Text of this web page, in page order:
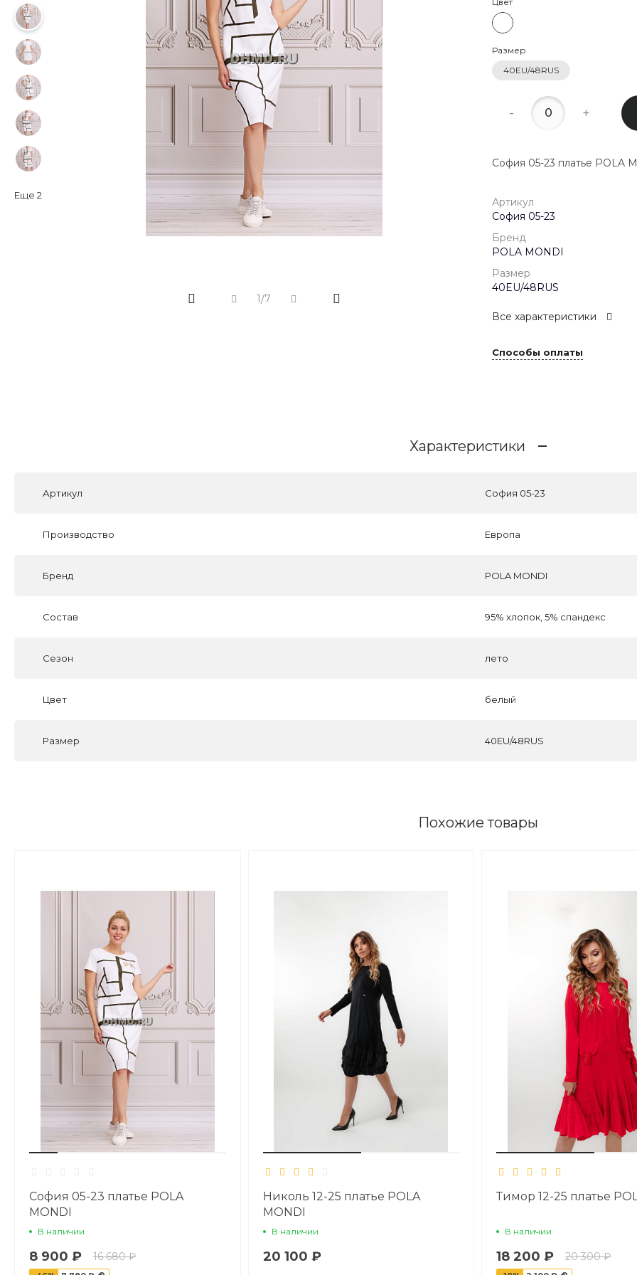
Сб-Вс
Еще 2
1/7
Размер
40EU/48RUS
- +
София 05-23 платье POLA
Артикул
София 05-23
Бренд
POLA MONDI
Размер
40EU/48RUS
Все характеристики
Способы оплаты
Характеристики
Артикул София 05-23
Производство Европа
Бренд POLA MONDI
Состав 95% хлопок, 5% спандекс
Сезон лето
Цвет белый
Размер 40EU/48RUS
Похожие товары
София 05-23 платье POLA
MONDI
В наличии
8 900 ₽ 16 680 ₽
Николь 12-25 платье POLA
MONDI
В наличии
20 100 ₽
Тимор 12-25 платье
В наличии
18 200 ₽ 20 300 ₽